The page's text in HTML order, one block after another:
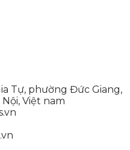
Tự, phường Đức Giang,
Việt nam